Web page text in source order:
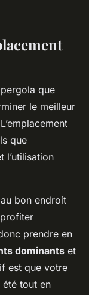
que
le meilleur
que
l’utilisation
bon endroit
prendre en
dominants et
est que votre
tout en